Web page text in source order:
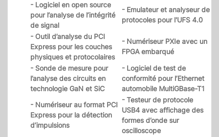
- Logiciel en open source
pour l’analyse de l’intégrité
de signal
- Emulateur et analyseur de
protocoles pour l'UFS 4.0
- Outil d’analyse du PCI
Express pour les couches
physiques et protocolaires
- Numériseur PXIe avec un
FPGA embarqué
- Sonde de mesure pour
l’analyse des circuits en
technologie GaN et SiC
- Logiciel de test de
conformité pour l’Ethernet
automobile MultiGBase-T1
- Numériseur au format PCI
Express pour la détection
d’impulsions
- Testeur de protocole
USB4 avec affichage des
formes d’onde sur
oscilloscope